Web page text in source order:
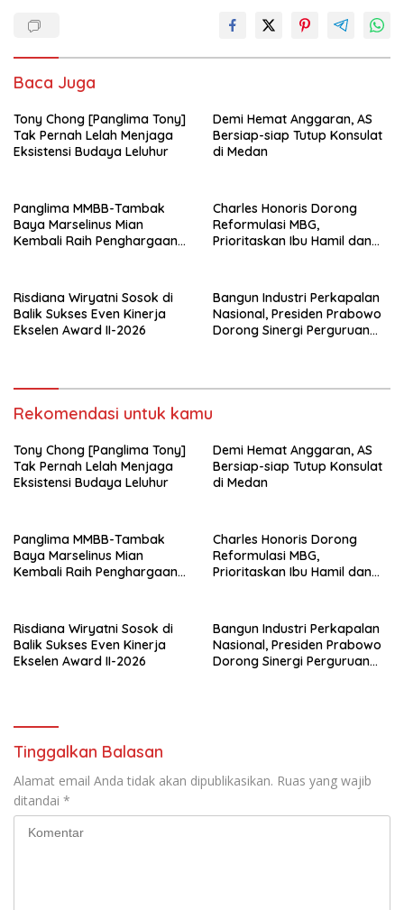
Baca Juga
Tony Chong [Panglima Tony]
Tak Pernah Lelah Menjaga
Eksistensi Budaya Leluhur
Demi Hemat Anggaran, AS
Bersiap-siap Tutup Konsulat
di Medan
Panglima MMBB-Tambak
Baya Marselinus Mian
Kembali Raih Penghargaan
Charles Honoris Dorong
Reformulasi MBG,
Prioritaskan Ibu Hamil dan
Risdiana Wiryatni Sosok di
Balik Sukses Even Kinerja
Ekselen Award II-2026
Bangun Industri Perkapalan
Nasional, Presiden Prabowo
Dorong Sinergi Perguruan
Rekomendasi untuk kamu
Tony Chong [Panglima Tony]
Tak Pernah Lelah Menjaga
Eksistensi Budaya Leluhur
Demi Hemat Anggaran, AS
Bersiap-siap Tutup Konsulat
di Medan
Panglima MMBB-Tambak
Baya Marselinus Mian
Kembali Raih Penghargaan
Charles Honoris Dorong
Reformulasi MBG,
Prioritaskan Ibu Hamil dan
Risdiana Wiryatni Sosok di
Balik Sukses Even Kinerja
Ekselen Award II-2026
Bangun Industri Perkapalan
Nasional, Presiden Prabowo
Dorong Sinergi Perguruan
Tinggalkan Balasan
Alamat email Anda tidak akan dipublikasikan. Ruas yang wajib
ditandai *